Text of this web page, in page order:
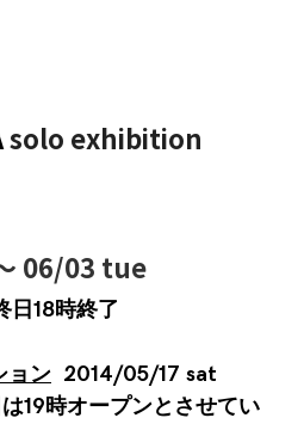
solo exhibition
06/03 tue
18時終了
ョン 2014/05/17 sat
19時オープンとさせてい